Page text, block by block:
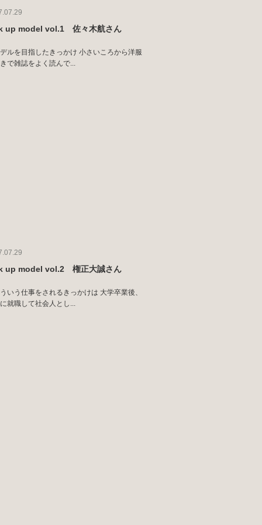
up model vol.1 佐々木航さん
ルを目指したきっかけ 小さいころから洋服
で雑誌をよく読んで...
up model vol.2 権正大誠さん
いう仕事をされるきっかけは 大学卒業後、
就職して社会人とし...